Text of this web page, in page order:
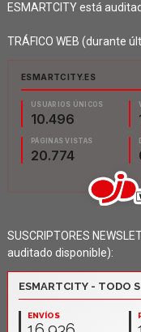
ESMARTCITY está
TRÁFICO WEB (durante
SUSCRIPTORES
auditado disponible):